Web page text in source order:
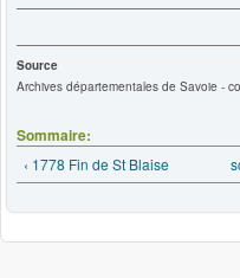
Source
Archives départementales de Savoie -
Sommaire:
‹ 1778 Fin de St Blaise